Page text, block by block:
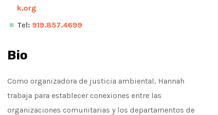
k.org
Tel: 919.857.4699
Bio
Como organizadora de justicia ambiental, Hannah
trabaja para establecer conexiones entre las
organizaciones comunitarias y los departamentos de